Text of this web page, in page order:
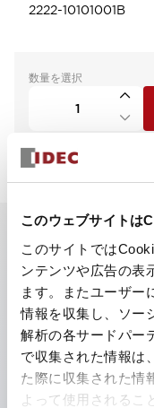
このウェブサイトは
このサイトでは
ンテンツや広告の表
ます。またユーザー
情報を収集し、ソー
解析の各サードパー
で収集された情報は
た際に収集された情
よって使用されるこ
2222-10101001B
数量を選択
主な特長
工作機械や産業機械
きに、迅速・確実か
できます。
各方向のレバー動